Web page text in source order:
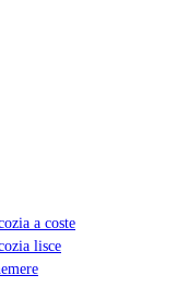
a coste
lisce